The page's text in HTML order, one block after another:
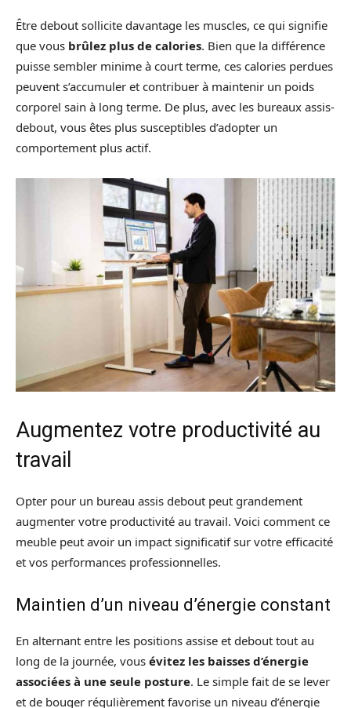
Être debout sollicite davantage les muscles, ce qui signifie
que vous brûlez plus de calories. Bien que la différence
puisse sembler minime à court terme, ces calories perdues
peuvent s’accumuler et contribuer à maintenir un poids
corporel sain à long terme. De plus, avec les bureaux assis-
debout, vous êtes plus susceptibles d’adopter un
comportement plus actif.
Augmentez votre productivité au
travail
Opter pour un bureau assis debout peut grandement
augmenter votre productivité au travail. Voici comment ce
meuble peut avoir un impact significatif sur votre efficacité
et vos performances professionnelles.
Maintien d’un niveau d’énergie constant
En alternant entre les positions assise et debout tout au
long de la journée, vous évitez les baisses d’énergie
associées à une seule posture. Le simple fait de se lever
et de bouger régulièrement favorise un niveau d’énergie